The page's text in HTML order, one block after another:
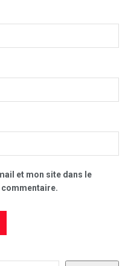
et mon site dans le